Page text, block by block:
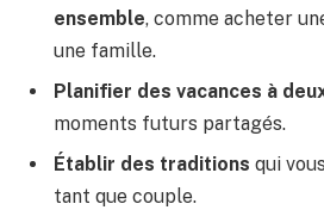
ensemble, comme acheter
une famille.
Planifier des vacances à
moments futurs partagés.
Établir des traditions qui
tant que couple.